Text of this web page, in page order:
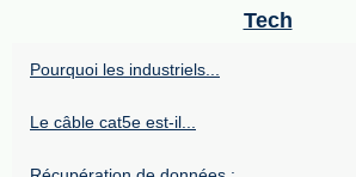
Tech
Pourquoi les industriels...
Le câble cat5e est-il...